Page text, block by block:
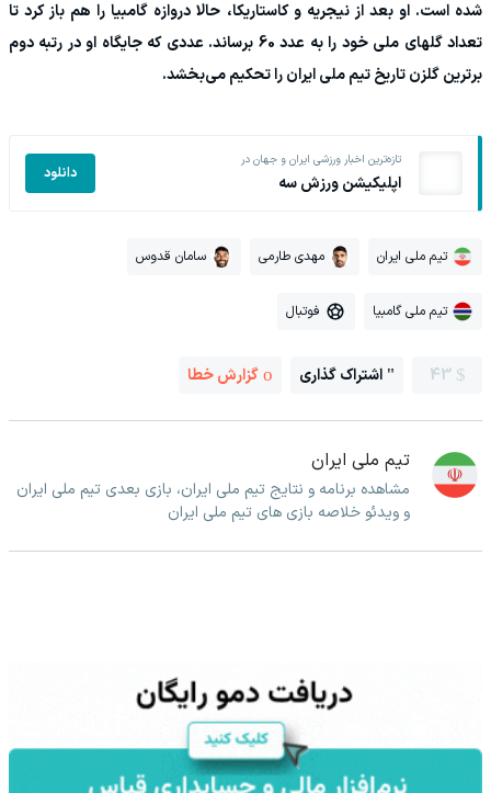
شده است. او بعد از نیجریه و کاستاریکا، حالا دروازه گامبیا را هم باز کرد تا
تعداد گلهای ملی خود را به عدد 60 برساند. عددی که جایگاه او در رتبه دوم
برترین گلزن تاریخ تیم ملی ایران را تحکیم می‌بخشد.
تازه‌ترین اخبار ورزشی ایران و جهان در
اپلیکیشن ورزش سه دانلود
تیم ملی ایران مهدی طارمی سامان قدوس
تیم ملی گامبیا فوتبال
43 اشتراک گذاری گزارش خطا
تیم ملی ایران
مشاهده برنامه و نتایج تیم ملی ایران، بازی بعدی تیم ملی ایران
و ویدئو خلاصه بازی های تیم ملی ایران